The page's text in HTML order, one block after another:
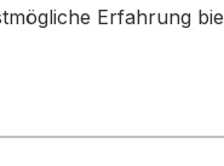
Erfahrung